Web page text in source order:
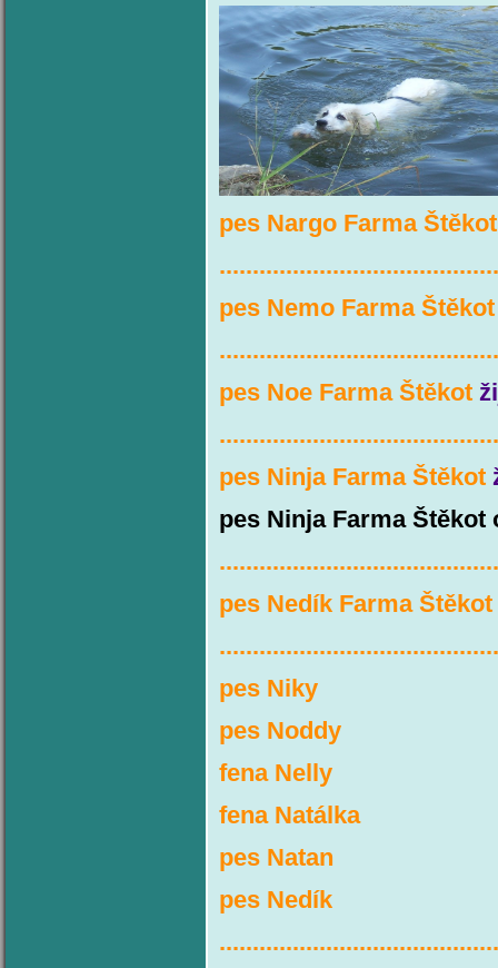
pes Nargo Farma Štěkot
pes Nemo Farma
pes Noe Farma Štěkot
pes Ninja Farma Štěkot
pes Ninja Farma Štěkot
pes Nedík Farma Štěkot
pes Niky
pes Noddy
fena Nelly
fena Natálka
pes Natan
pes Nedík